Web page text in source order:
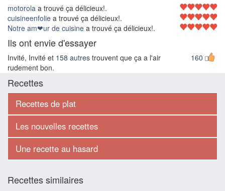
motorola a trouvé ça délicieux!.
cuisineenfolie a trouvé ça délicieux!.
Notre am❤ur de cuisine a trouvé ça délicieux!.
Ils ont envie d'essayer
160
Invité, Invité et 158 autres trouvent que ça a l'air
rudement bon.
Recettes
Recettes de plat
Les nouvelles recettes
Une recette au hasard
Recettes similaires